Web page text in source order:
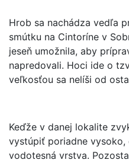
Hrob sa nachádza vedľa
smútku na Cintoríne v
jeseň umožnila, aby
napredovali. Hoci ide o
veľkosťou sa nelíši od
Keďže v danej lokalite
vystúpiť poriadne
vodotesná vrstva.